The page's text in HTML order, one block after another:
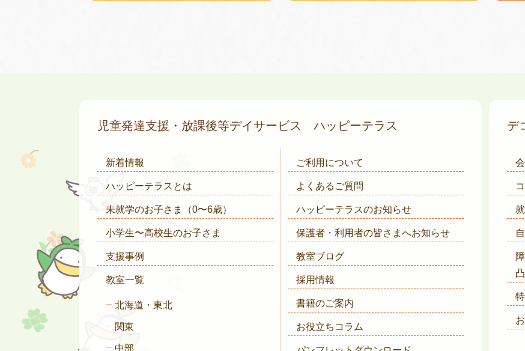
児童発達支援・放課後等デイサービス ハッピーテラス
新着情報
ハッピーテラスとは
未就学のお子さま （0〜6歳）
小学生〜高校生のお子さま
支援事例
教室一覧
北海道・東北
関東
中部
ご利用について
よくあるご質問
ハッピーテラスのお知らせ
保護者・利用者の皆さまへお知らせ
教室ブログ
採用情報
書籍のご案内
お役立ちコラム
デ